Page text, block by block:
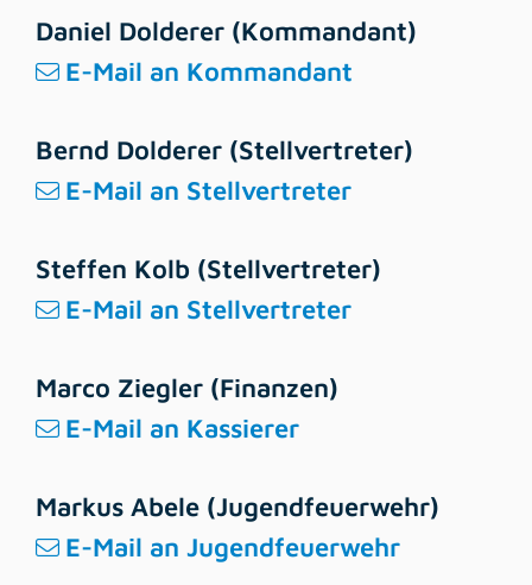
Daniel Dolderer (Kommandant)
E-Mail an Kommandant
Bernd Dolderer (Stellvertreter)
E-Mail an Stellvertreter
Steffen Kolb (Stellvertreter)
E-Mail an Stellvertreter
Marco Ziegler (Finanzen)
E-Mail an Kassierer
Markus Abele (Jugendfeuerwehr)
E-Mail an Jugendfeuerwehr